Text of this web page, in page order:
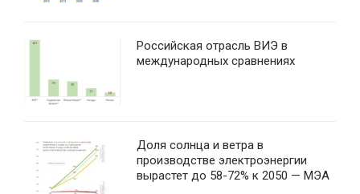
Российская отрасль ВИЭ в
международных сравнениях
Доля солнца и ветра в
производстве электроэнергии
вырастет до 58-72% к 2050 — МЭА